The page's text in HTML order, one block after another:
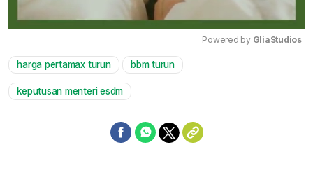
Powered by GliaStudios
harga pertamax turun bbm turun
keputusan menteri esdm